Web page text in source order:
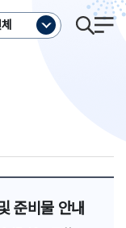
준비물 안내